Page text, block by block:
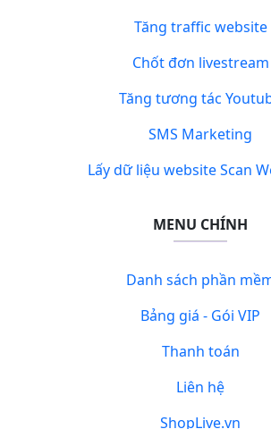
Tăng traffic website
Chốt đơn livestream
Tăng tương tác
SMS Marketing
Lấy dữ liệu website Scan
MENU CHÍNH
Danh sách phần
Bảng giá - Gói VIP
Thanh toán
Liên hệ
ShopLive.vn